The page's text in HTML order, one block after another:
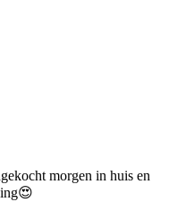
morgen in huis en